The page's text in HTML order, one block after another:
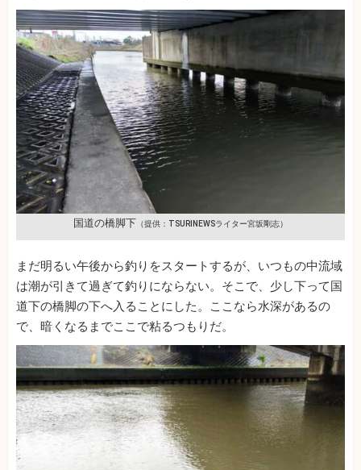
国道の橋脚下 （提供：TSURINEWSライター宮坂剛志）
まだ明るい午後から釣りをスタートするが、いつもの中流域
は潮が引きて過ぎて釣りにならない。そこで、少し下って国
道下の橋脚の下へ入ることにした。ここなら水深があるの
で、暗くなるまでここで粘るつもりだ。